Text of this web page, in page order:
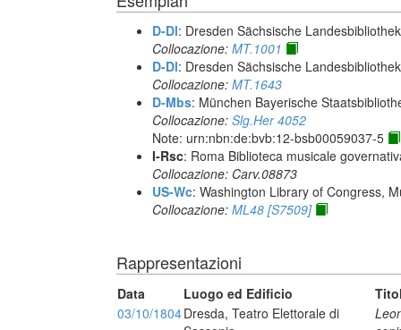
D-Dl: Dresden Sächsische
Collocazione: MT.1001
D-Dl: Dresden Sächsische
Collocazione: MT.1643
D-Mbs: München Bayerische
Collocazione: Slg.Her 4052
Note: urn:nbn:de:bvb:12-bsb00059037-5
I-Rsc: Roma Biblioteca musicale
Collocazione: Carv.08873
US-Wc: Washington Library of Congress,
Collocazione: ML48 [S7509]
Rappresentazioni
Data Luogo ed Edificio
03/10/1804Dresda, Teatro Elettorale di